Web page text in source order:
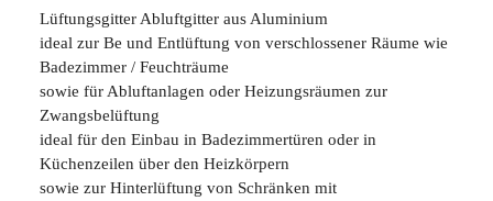
Lüftungsgitter Abluftgitter aus Aluminium
ideal zur Be und Entlüftung von verschlossener Räume wie
Badezimmer / Feuchträume
sowie für Abluftanlagen oder Heizungsräumen zur
Zwangsbelüftung
ideal für den Einbau in Badezimmertüren oder in
Küchenzeilen über den Heizkörpern
sowie zur Hinterlüftung von Schränken mit